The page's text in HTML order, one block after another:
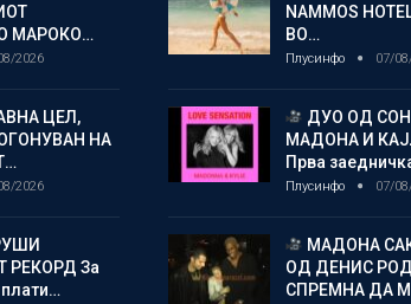
МАРОКО…
2026
ЦЕЛ,
НА
2026
РЕКОРД За
NAMMOS
ВО…
Плусинфо 07/
ДУО ОД
МАДОНА И
Прва
Плусинфо 07/
МАДОНА
ОД ДЕНИС
СПРЕМНА ДА